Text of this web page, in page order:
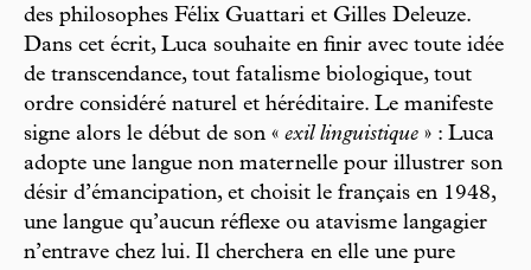
des philosophes Félix Guattari et Gilles Deleuze.
Dans cet écrit, Luca souhaite en finir avec toute idée
de transcendance, tout fatalisme biologique, tout
ordre considéré naturel et héréditaire. Le manifeste
signe alors le début de son « exil linguistique » : Luca
adopte une langue non maternelle pour illustrer son
désir d’émancipation, et choisit le français en 1948,
une langue qu’aucun réflexe ou atavisme langagier
n’entrave chez lui. Il cherchera en elle une pure